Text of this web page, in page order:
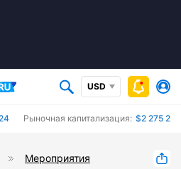
USD
Рыночная капитализация: $2 275
Мероприятия